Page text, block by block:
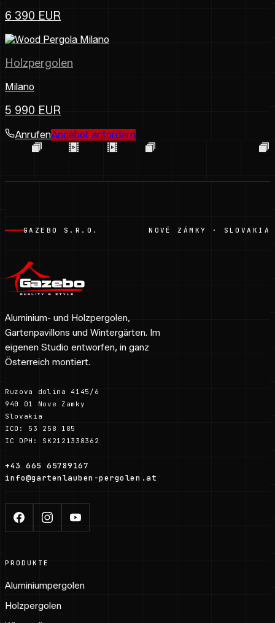
6 390 EUR
Holzpergolen
Milano
5 990 EUR
AnrufenAngebot anfordern
GAZEBO S.R.O. NOVÉ ZÁMKY · SLOVAKIA
Aluminium- und Holzpergolen,
Gartenpavillons und Wintergärten. Im
eigenen Studio entworfen, in ganz
Österreich montiert.
Ruzova dolina 4145/6
940 01 Nove Zamky
Slovakia
ICO: 53 258 185
IC DPH: SK2121338362
+43 665 65789167
info@gartenlauben-pergolen.at
PRODUKTE
Aluminiumpergolen
Holzpergolen